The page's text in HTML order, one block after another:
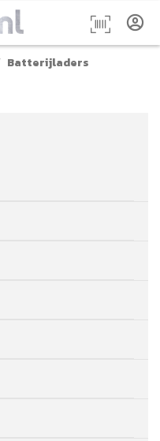
Batterijladers